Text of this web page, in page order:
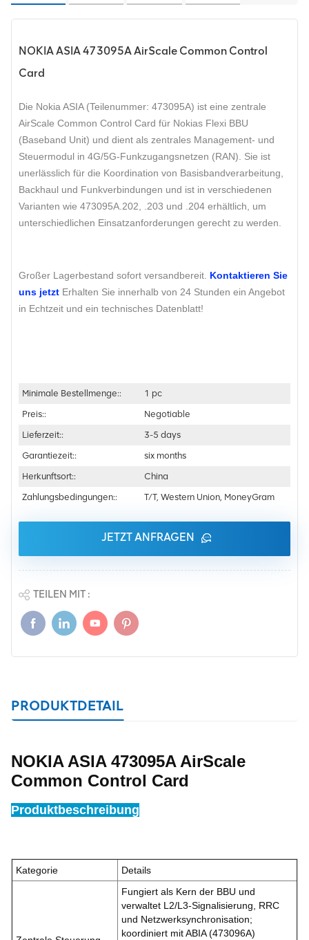
NOKIA ASIA 473095A AirScale Common Control
Card
Die Nokia ASIA (Teilenummer: 473095A) ist eine zentrale
AirScale Common Control Card für Nokias Flexi BBU
(Baseband Unit) und dient als zentrales Management- und
Steuermodul in 4G/5G-Funkzugangsnetzen (RAN). Sie ist
unerlässlich für die Koordination von Basisbandverarbeitung,
Backhaul und Funkverbindungen und ist in verschiedenen
Varianten wie 473095A.202, .203 und .204 erhältlich, um
unterschiedlichen Einsatzanforderungen gerecht zu werden.
Großer Lagerbestand sofort versandbereit. Kontaktieren Sie
uns jetzt Erhalten Sie innerhalb von 24 Stunden ein Angebot
in Echtzeit und ein technisches Datenblatt!
Minimale Bestellmenge::
1 pc
Preis::
Negotiable
Lieferzeit::
3-5 days
Garantiezeit::
six months
Herkunftsort::
China
Zahlungsbedingungen::
T/T, Western Union, MoneyGram
JETZT ANFRAGEN
TEILEN MIT :
PRODUKTDETAIL
NOKIA ASIA 473095A AirScale
Common Control Card
Produktbeschreibung
Kategorie Details
Fungiert als Kern der BBU und
verwaltet L2/L3-Signalisierung, RRC
und Netzwerksynchronisation;
koordiniert mit ABIA (473096A)